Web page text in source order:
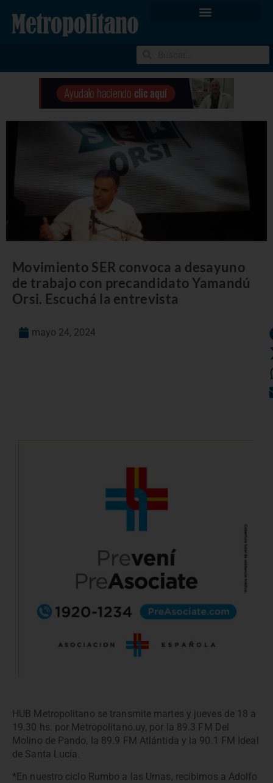
Movimiento SER convoca a desayuno
de trabajo con precandidato Yamandú
Orsi. Escuchá la entrevista
mayo 24, 2024
HUB Metropolitano se transmite martes y jueves de 18 a
19.30 hs. por Metropolitano.uy, por la 89.3 FM Del
Molino de Pando, la 89.9 FM Atlántida y la 90.1 FM Ideal
de Santa Lucía.
*En nuestro ciclo Rumbo a las Urnas, recibimos a Adolfo